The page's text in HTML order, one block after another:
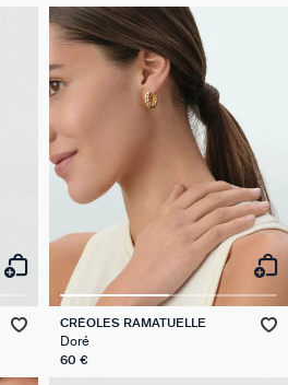
CRÉOLES RAMATUELLE
Doré
60 €